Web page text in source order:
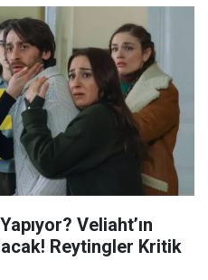
Veliaht’ın
Reytingler Kritik